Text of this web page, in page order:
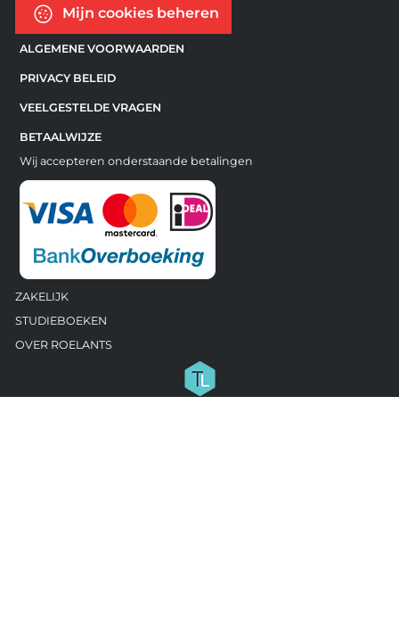
Mijn cookies beheren
ALGEMENE VOORWAARDEN
PRIVACY BELEID
VEELGESTELDE VRAGEN
BETAALWIJZE
Wij accepteren onderstaande betalingen
ZAKELIJK
STUDIEBOEKEN
OVER ROELANTS